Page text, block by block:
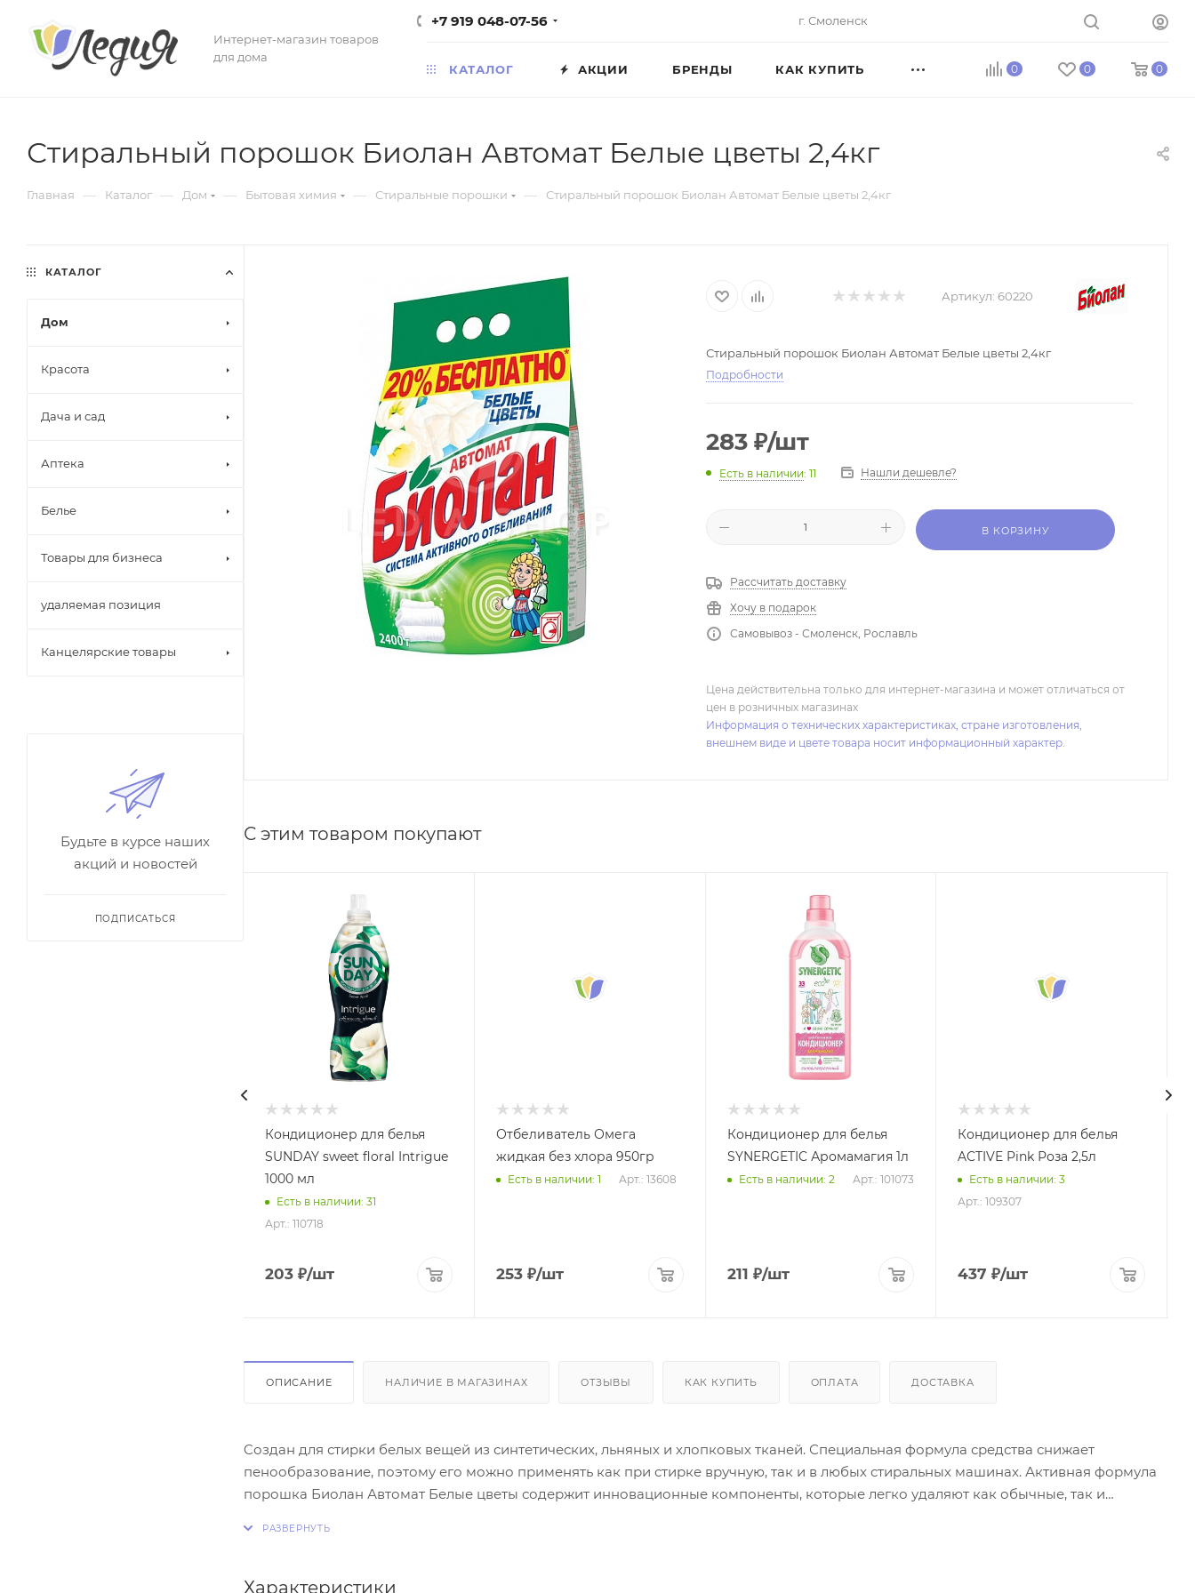
Интернет-магазин товаров
для дома
+7 919 048-07-56 г. Смоленск
0 0 0
КАТАЛОГ АКЦИИ БРЕНДЫ КАК КУПИТЬ
Стиральный порошок Биолан Автомат Белые цветы 2,4кг
Главная — Каталог — Дом — Бытовая химия — Стиральные порошки — Стиральный порошок Биолан Автомат Белые цветы 2,4кг
Артикул: 60220
Стиральный порошок Биолан Автомат Белые цветы 2,4кг
Подробности
283 ₽/шт
Есть в наличии: 11 Нашли дешевле?
В КОРЗИНУ
Рассчитать доставку
Хочу в подарок
Самовывоз - Смоленск, Рославль
Цена действительна только для интернет-магазина и может отличаться от
цен в розничных магазинах
Информация о технических характеристиках, стране изготовления,
внешнем виде и цвете товара носит информационный характер.
С этим товаром покупают
Кондиционер для белья
SUNDAY sweet floral Intrigue
1000 мл
Есть в наличии: 31
Арт.: 110718
203 ₽/шт
Отбеливатель Омега
жидкая без хлора 950гр
Есть в наличии: 1 Арт.: 13608
253₽/шт
Кондиционер для белья
SYNERGETIC Аромамагия 1л
Есть в наличии: 2 Арт.: 101073
211 ₽/шт
Кондиционер для белья
ACTIVE Pink Роза 2,5л
Есть в наличии: 3
Арт.: 109307
437 ₽/шт
ОПИСАНИЕ НАЛИЧИЕ В МАГАЗИНАХ ОТЗЫВЫ КАК КУПИТЬ ОПЛАТА ДОСТАВКА
Cоздан для стирки белых вещей из синтетических, льняных и хлопковых тканей. Специальная формула средства снижает
пенообразование, поэтому его можно применять как при стирке вручную, так и в любых стиральных машинах. Активная формула
порошка Биолан Автомат Белые цветы содержит инновационные компоненты, которые легко удаляют как обычные, так и
Характеристики
КАТАЛОГ
Дом
Красота
Дача и сад
Аптека
Белье
Товары для бизнеса
удаляемая позиция
Канцелярские товары
Будьте в курсе наших
акций и новостей
ПОДПИСАТЬСЯ